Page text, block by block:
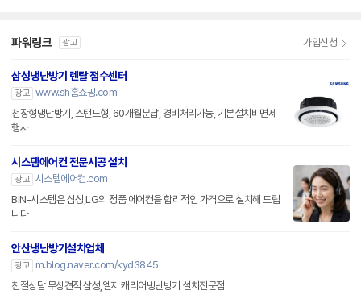
파워링크 광고 가입신청
삼성냉난방기 렌탈 접수센터
광고 www.sh홈쇼핑.com
천장형냉난방기, 스탠드형, 60개월분납, 경비처리가능, 기본설치비면제
행사
시스템에어컨 전문시공 설치
광고 시스템에어컨.com
BIN-시스템은 삼성,LG의 정품 에어컨을 합리적인 가격으로 설치해 드립
니다
안산냉난방기설치업체
광고
m.blog.naver.com/kyd3845
친절상담 무상견적 삼성,엘지 캐리어냉난방기 설치전문점